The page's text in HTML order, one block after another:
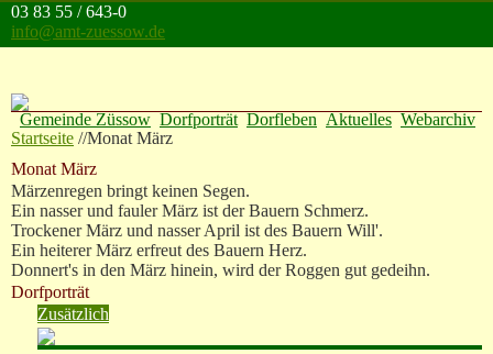
Direkt zum Inhalt
03 83 55 / 643-0
info@amt-zuessow.de
Gemeinde Züssow Dorfporträt Dorfleben Aktuelles Webarchiv
Startseite //Monat März
Monat März
Märzenregen bringt keinen Segen.
Ein nasser und fauler März ist der Bauern Schmerz.
Trockener März und nasser April ist des Bauern Will'.
Ein heiterer März erfreut des Bauern Herz.
Donnert's in den März hinein, wird der Roggen gut gedeihn.
Dorfporträt
Zusätzlich